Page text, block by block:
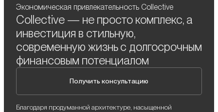
Экономическая привлекательность Collective
Collective — не просто комплекс, а
инвестиция в стильную,
современную жизнь с долгосрочным
финансовым потенциалом
Получить консультацию
Благодаря продуманной архитектуре, насыщенной